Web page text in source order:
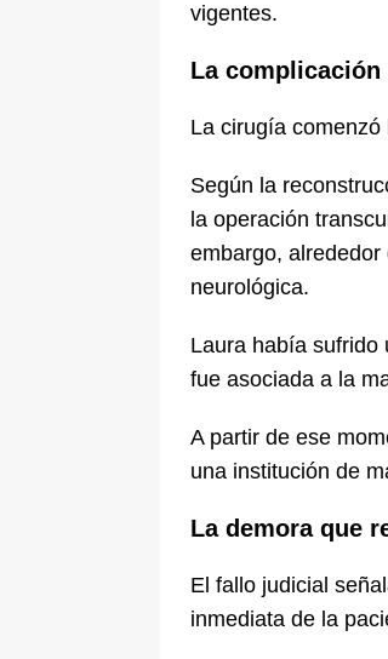
vigentes.
La complicación
La cirugía
Según la
la operación
embargo,
neurológica.
Laura había sufrido
fue asociada a la
A partir de ese
una institución de
La demora que
El fallo judicial
inmediata de la